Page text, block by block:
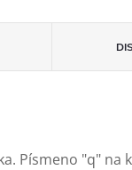
Písmeno "q" na